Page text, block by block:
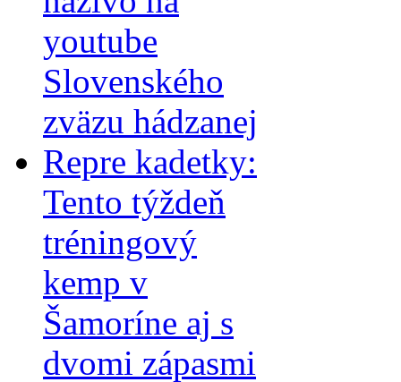
youtube
Slovenského
zväzu hádzanej
Repre kadetky:
Tento týždeň
tréningový
kemp v
Šamoríne aj s
dvomi zápasmi